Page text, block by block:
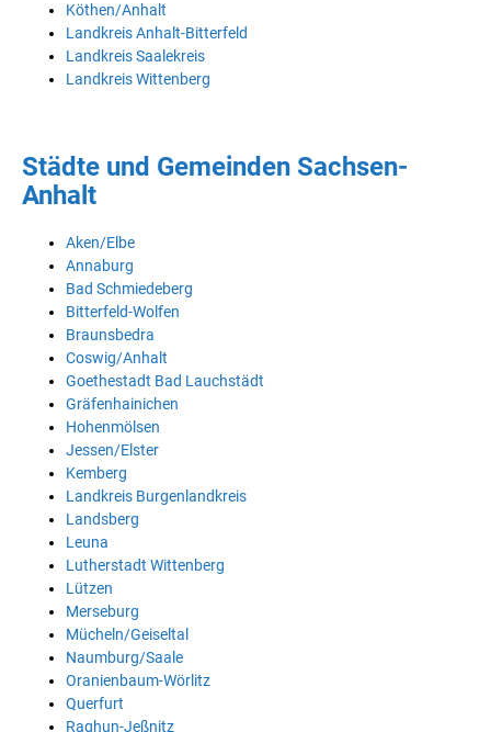
Köthen/Anhalt
Landkreis Anhalt-Bitterfeld
Landkreis Saalekreis
Landkreis Wittenberg
Städte und Gemeinden Sachsen-
Anhalt
Aken/Elbe
Annaburg
Bad Schmiedeberg
Bitterfeld-Wolfen
Braunsbedra
Coswig/Anhalt
Goethestadt Bad Lauchstädt
Gräfenhainichen
Hohenmölsen
Jessen/Elster
Kemberg
Landkreis Burgenlandkreis
Landsberg
Leuna
Lutherstadt Wittenberg
Lützen
Merseburg
Mücheln/Geiseltal
Naumburg/Saale
Oranienbaum-Wörlitz
Querfurt
Raghun-Jeßnitz